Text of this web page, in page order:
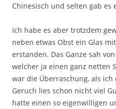
Chinesisch und selten gab es
Ich habe es aber trotzdem
neben etwas Obst ein Glas
erstanden. Das Ganze sah
welcher ja einen ganz netten
war die Überraschung, als
Geruch lies schon nicht viel
hatte einen so eigenwilligen